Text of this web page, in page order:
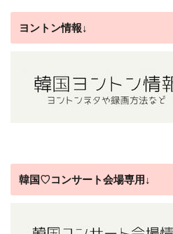
ヨントン情報↓
韓国♡コンサート会場専用↓